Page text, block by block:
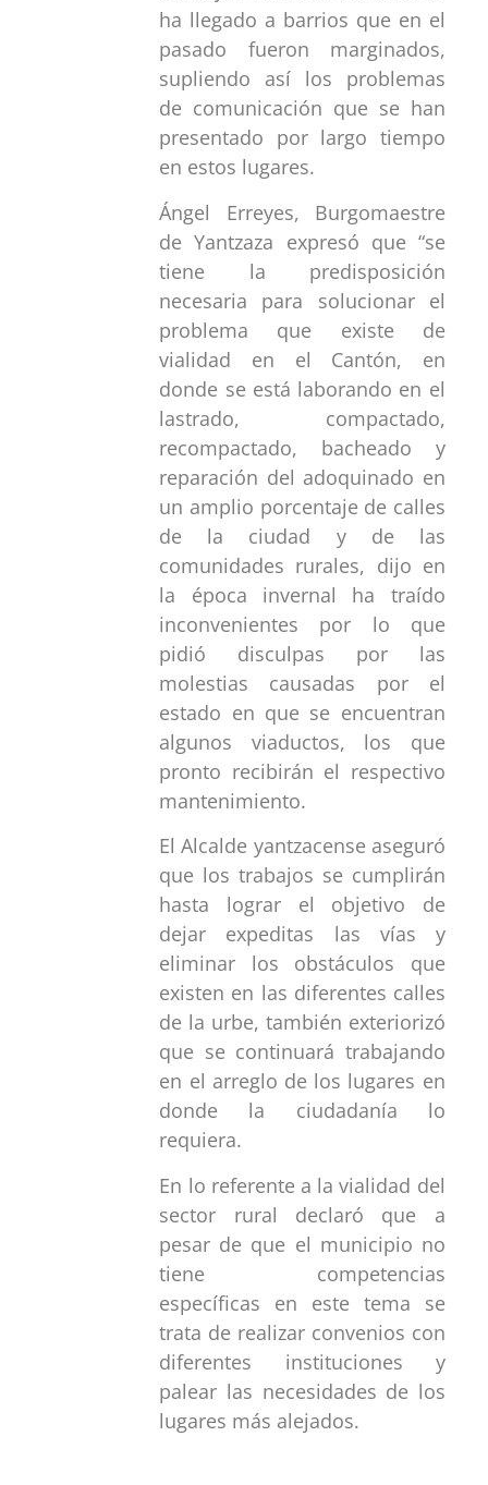
ha llegado a barrios que en el
pasado fueron marginados,
supliendo así los problemas
de comunicación que se han
presentado por largo tiempo
en estos lugares.
Ángel Erreyes, Burgomaestre
de Yantzaza expresó que “se
tiene la predisposición
necesaria para solucionar el
problema que existe de
vialidad en el Cantón, en
donde se está laborando en el
lastrado, compactado,
recompactado, bacheado y
reparación del adoquinado en
un amplio porcentaje de calles
de la ciudad y de las
comunidades rurales, dijo en
la época invernal ha traído
inconvenientes por lo que
pidió disculpas por las
molestias causadas por el
estado en que se encuentran
algunos viaductos, los que
pronto recibirán el respectivo
mantenimiento.
El Alcalde yantzacense aseguró
que los trabajos se cumplirán
hasta lograr el objetivo de
dejar expeditas las vías y
eliminar los obstáculos que
existen en las diferentes calles
de la urbe, también exteriorizó
que se continuará trabajando
en el arreglo de los lugares en
donde la ciudadanía lo
requiera.
En lo referente a la vialidad del
sector rural declaró que a
pesar de que el municipio no
tiene competencias
específicas en este tema se
trata de realizar convenios con
diferentes instituciones y
palear las necesidades de los
lugares más alejados.